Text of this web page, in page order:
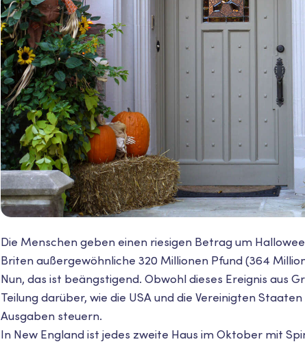
Die Menschen geben einen riesigen Betrag um
Briten außergewöhnliche 320 Millionen Pfund (364
Nun, das ist beängstigend. Obwohl dieses Ereignis aus
Teilung darüber, wie die USA und die Vereinigten
Ausgaben steuern.
In New England ist jedes zweite Haus im Oktober mit